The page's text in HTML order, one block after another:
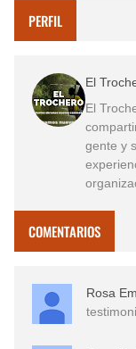
PERFIL
El
El
gente y
COMENTARIOS
Rosa